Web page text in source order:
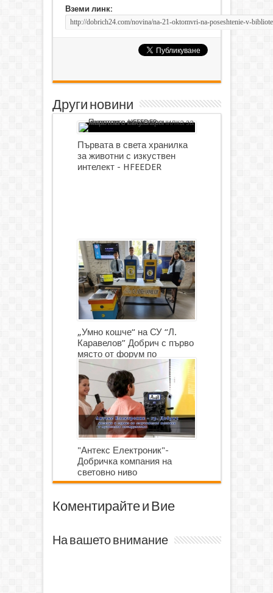
Вземи линк:
Други новини
Първата в света хранилка
за животни с изкуствен
интелект - HFEEDER
„Умно кошче“ на СУ “Л.
Каравелов” Добрич с първо
място от форум по
роботика
"Антекс Електроник"-
Добричка компания на
световно ниво
Коментирайте и Вие
На вашето внимание